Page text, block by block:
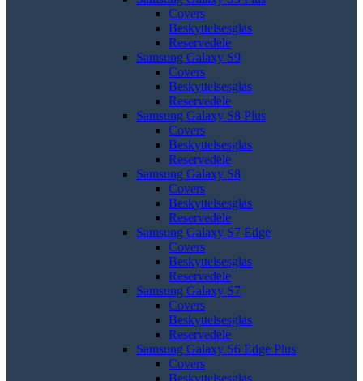
Covers
Beskyttelsesglas
Reservedele
Samsung Galaxy S9
Covers
Beskyttelsesglas
Reservedele
Samsung Galaxy S8 Plus
Covers
Beskyttelsesglas
Reservedele
Samsung Galaxy S8
Covers
Beskyttelsesglas
Reservedele
Samsung Galaxy S7 Edge
Covers
Beskyttelsesglas
Reservedele
Samsung Galaxy S7
Covers
Beskyttelsesglas
Reservedele
Samsung Galaxy S6 Edge Plus
Covers
Beskyttelsesglas